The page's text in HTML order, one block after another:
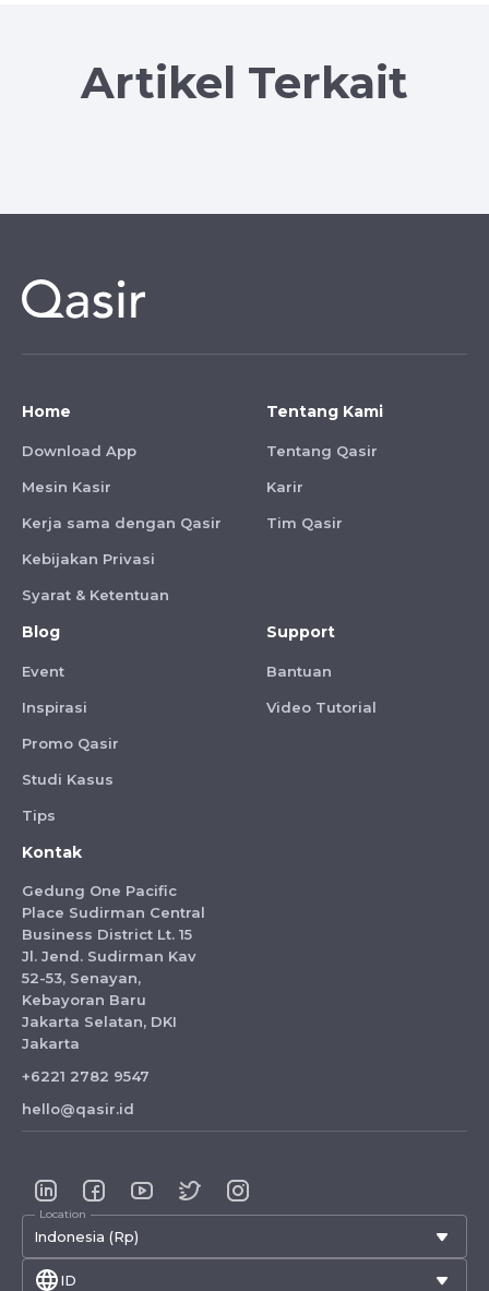
Artikel Terkait
Home
Download App
Mesin Kasir
Kerja sama dengan Qasir
Kebijakan Privasi
Syarat & Ketentuan
Tentang Kami
Tentang Qasir
Karir
Tim Qasir
Blog
Event
Inspirasi
Promo Qasir
Studi Kasus
Tips
Support
Bantuan
Video Tutorial
Kontak
Gedung One Pacific
Place Sudirman Central
Business District Lt. 15
Jl. Jend. Sudirman Kav
52-53, Senayan,
Kebayoran Baru
Jakarta Selatan, DKI
Jakarta
+6221 2782 9547
hello@qasir.id
Location
Indonesia (Rp)
ID